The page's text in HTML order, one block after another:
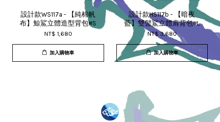
設計款WS117a - 【純棉帆
布】鯨鯊立體造型背包#S
NT$ 1,680
加入購物車
設計款HS117b - 【暗夜
藍】雙髻鯊立體肩背包#L
NT$ 3,680
加入購物車